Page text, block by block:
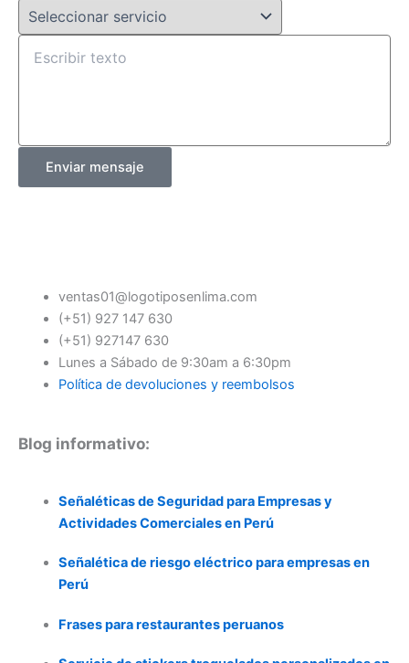
Enviar mensaje
ventas01@logotiposenlima.com
(+51) 927 147 630
(+51) 927147 630
Lunes a Sábado de 9:30am a 6:30pm
Política de devoluciones y reembolsos
Blog informativo:
Señaléticas de Seguridad para Empresas y
Actividades Comerciales en Perú
Señalética de riesgo eléctrico para empresas en
Perú
Frases para restaurantes peruanos